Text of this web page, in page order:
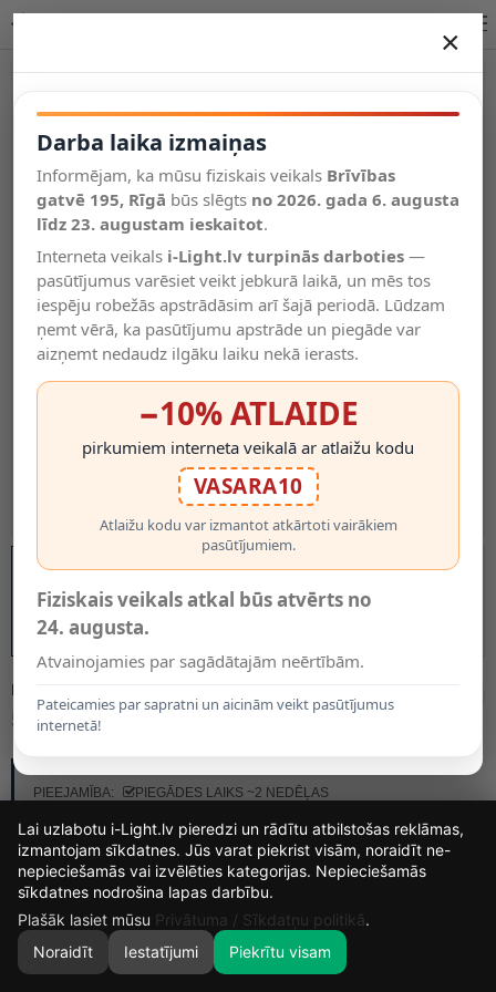
Salīdzināt
Vēlmju
saraksts
Valodas
0
MODELIS:
51.99€
PIEEJAMĪBA:
PIEGĀDES LAIKS ~2 NEDĒĻAS
×
Darba laika izmaiņas
Informējam, ka mūsu fiziskais veikals Brīvības
gatvē 195, Rīgā būs slēgts no 2026. gada 6. augusta
līdz 23. augustam ieskaitot.
Interneta veikals i-Light.lv turpinās darboties —
pasūtījumus varēsiet veikt jebkurā laikā, un mēs tos
iespēju robežās apstrādāsim arī šajā periodā. Lūdzam
ņemt vērā, ka pasūtījumu apstrāde un piegāde var
aizņemt nedaudz ilgāku laiku nekā ierasts.
−10% ATLAIDE
pirkumiem interneta veikalā ar atlaižu kodu
VASARA10
Atlaižu kodu var izmantot atkārtoti vairākiem
pasūtījumiem.
Fiziskais veikals atkal būs atvērts no
24. augusta.
Atvainojamies par sagādātajām neērtībām.
Pateicamies par sapratni un aicinām veikt pasūtījumus
internetā!
14
DIENAS
13
STUNDAS
42
MIN.
10
Lai uzlabotu i-Light.lv pieredzi un rādītu atbilstošas reklāmas,
izmantojam sīkdatnes. Jūs varat piekrist visām, noraidīt ne-
nepieciešamās vai izvēlēties kategorijas. Nepieciešamās
sīkdatnes nodrošina lapas darbību.
Plašāk lasiet mūsu Privātuma / Sīkdatņu politikā.
Noraidīt
Iestatījumi Piekrītu visam